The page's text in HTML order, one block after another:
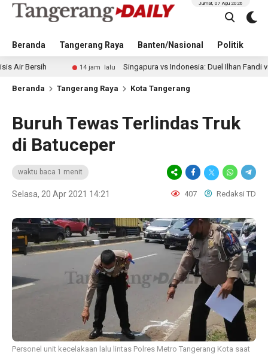
Beranda Tangerang Raya Banten/Nasional Politik
Jumat, 07 Agu 2026
14 jam lalu Singapura vs Indonesia: Duel Ilhan Fandi vs Mitchell
Beranda Tangerang Raya Kota Tangerang
Buruh Tewas Terlindas Truk
di Batuceper
waktu baca 1 menit
Selasa, 20 Apr 2021 14:21 407 Redaksi TD
Personel unit kecelakaan lalu lintas Polres Metro Tangerang Kota saat